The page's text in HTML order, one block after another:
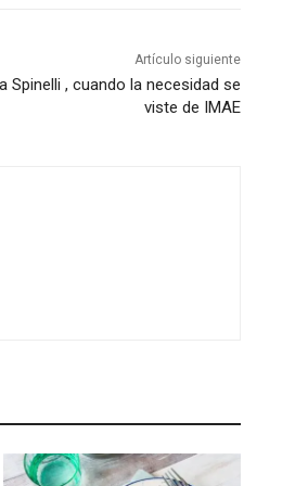
Artículo siguiente
Spinelli , cuando la necesidad se
viste de IMAE